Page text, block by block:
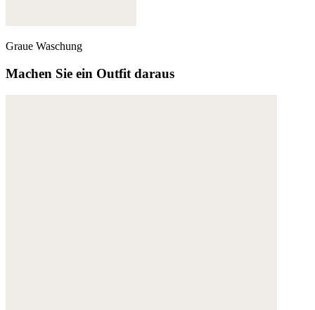
Graue Waschung
Machen Sie ein Outfit daraus